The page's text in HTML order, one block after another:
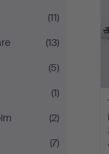
(11)
(13)
(5)
(1)
(2)
(7)